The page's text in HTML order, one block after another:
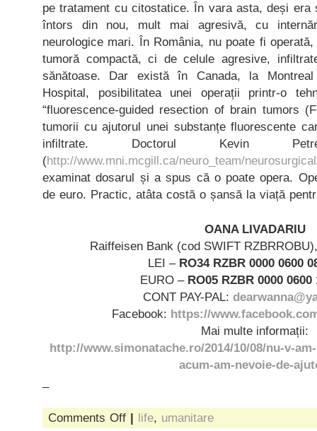
pe tratament cu citostatice. În vara asta, deși era
întors din nou, mult mai agresivă, cu
neurologice mari. În România, nu poate fi
tumoră compactă, ci de celule agresive,
sănătoase. Dar există în Canada, la
Hospital, posibilitatea unei operații printr-o
“fluorescence-guided resection of brain tumors
tumorii cu ajutorul unei substanțe fluorescente
infiltrate. Doctorul Kevin
(http://www.mni.mcgill.ca/neuro_team/
examinat dosarul și a spus că o poate opera.
de euro. Practic, atâta costă o șansă la viață
OANA LIVADARIU
Raiffeisen Bank (cod SWIFT
LEI –RO34 RZBR 0000 0600
EURO –RO05 RZBR 0000 0600
CONT PAY-PAL:
Facebook: https://
Mai multe informații:
http://www.simonatache.ro/2014/10/08/nu-v-
acum-am-nevoie-de-
Comments Offon
darul
| life, umanitare